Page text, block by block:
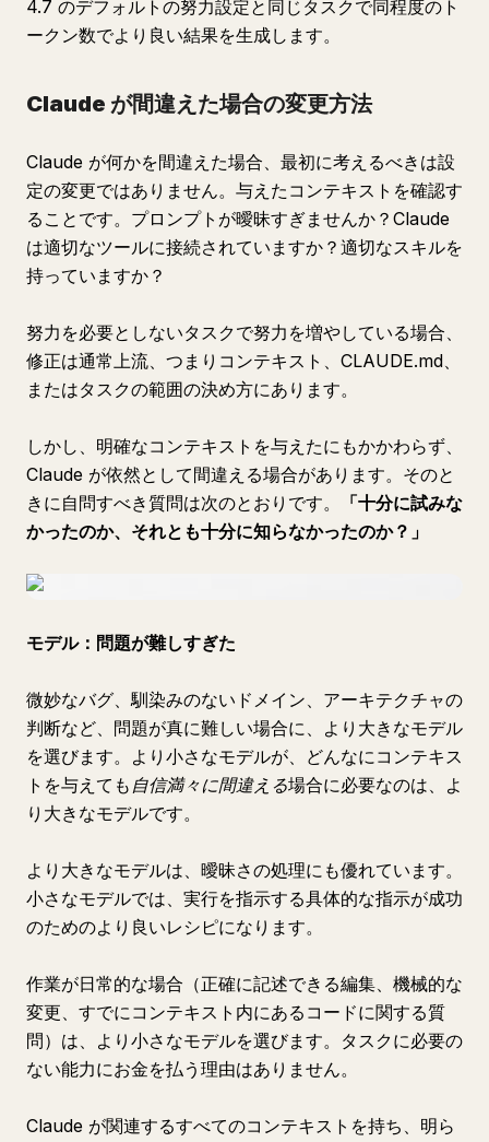
4.7 のデフォルトの努力設定と同じタスクで同程度のト
ークン数でより良い結果を生成します。
Claude が間違えた場合の変更方法
Claude が何かを間違えた場合、最初に考えるべきは設
定の変更ではありません。与えたコンテキストを確認す
ることです。プロンプトが曖昧すぎませんか？Claude
は適切なツールに接続されていますか？適切なスキルを
持っていますか？
努力を必要としないタスクで努力を増やしている場合、
修正は通常上流、つまりコンテキスト、CLAUDE.md、
またはタスクの範囲の決め方にあります。
しかし、明確なコンテキストを与えたにもかかわらず、
Claude が依然として間違える場合があります。そのと
きに自問すべき質問は次のとおりです。
「十分に試みな
かったのか、それとも十分に知らなかったのか？」
モデル：問題が難しすぎた
微妙なバグ、馴染みのないドメイン、アーキテクチャの
判断など、問題が真に難しい場合に、より大きなモデル
を選びます。より小さなモデルが、どんなにコンテキス
トを与えても 自信満々に間違える場合に必要なのは、よ
り大きなモデルです。
より大きなモデルは、曖昧さの処理にも優れています。
小さなモデルでは、実行を指示する具体的な指示が成功
のためのより良いレシピになります。
作業が日常的な場合（正確に記述できる編集、機械的な
変更、すでにコンテキスト内にあるコードに関する質
問）は、より小さなモデルを選びます。タスクに必要の
ない能力にお金を払う理由はありません。
Claude が関連するすべてのコンテキストを持ち、明ら